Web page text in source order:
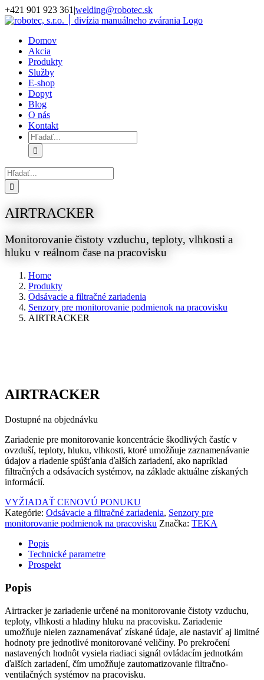
Skip
to
+421 901 923 361 |welding@robotec.sk
Domov
Akcia
Produkty
Služby
E-shop
Dopyt
Blog
O nás
Kontakt
Hľadať:
Hľadať:
AIRTRACKER
Monitorovanie čistoty vzduchu, teploty, vlhkosti a
hluku v reálnom čase na pracovisku
Home
Produkty
Odsávacie a filtračné zariadenia
Senzory pre monitorovanie podmienok na pracovisku
AIRTRACKER
AIRTRACKER
Dostupné na objednávku
Zariadenie pre monitorovanie koncentrácie škodlivých častíc v
ovzduší, teploty, hluku, vlhkosti, ktoré umožňuje zaznamenávanie
údajov a riadenie spúšťania ďalších zariadení, ako napríklad
filtračných a odsávacích systémov, na základe aktuálne získaných
informácií.
VYŽIADAŤ CENOVÚ PONUKU
Kategórie: Odsávacie a filtračné zariadenia, Senzory pre
monitorovanie podmienok na pracovisku Značka: TEKA
Popis
Technické parametre
Prospekt
Popis
Airtracker je zariadenie určené na monitorovanie čistoty vzduchu,
teploty, vlhkosti a hladiny hluku na pracovisku. Zariadenie
umožňuje nielen zaznamenávať získané údaje, ale nastaviť aj limitné
hodnoty pre jednotlivé monitorované veličiny. Po prekročení
nastavených hodnôt vysiela riadiaci signál ovládacím jednotkám
ďalších zariadení, čím umožňuje zautomatizovanie filtračno-
ventilačných systémov na pracovisku.